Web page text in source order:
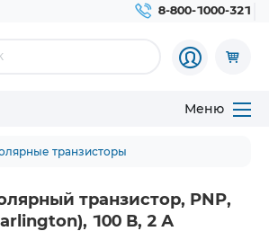
8-800-1000-321
Меню
транзисторы
транзистор, PNP,
100 В, 2 А